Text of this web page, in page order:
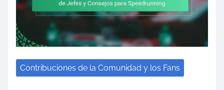
Contribuciones de la Comunidad y los Fans